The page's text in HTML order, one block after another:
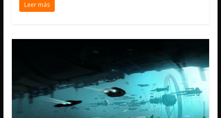
Leer más